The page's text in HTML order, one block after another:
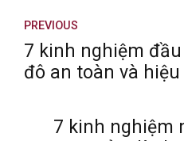
PREVIOUS
7 kinh nghiệm
đô an toàn và hiệu
7 kinh nghiệm